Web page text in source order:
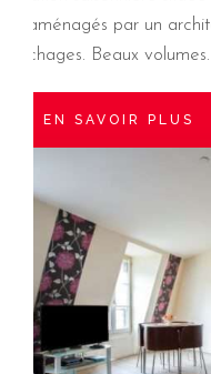
m² aménagés par un
couchages. Beaux volumes.
EN SAVOIR PLUS